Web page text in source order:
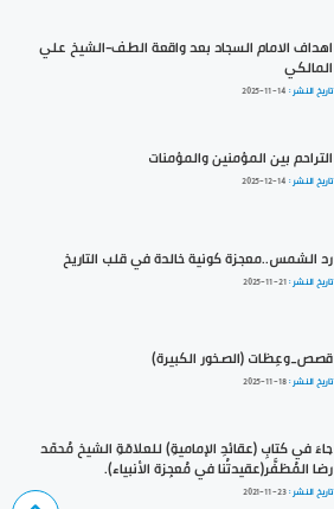
اهداف الامام السجاد بعد واقعة الطف-الشيخ علي
المالكي
تاريخ النشر : 2025-11-14
التراحم بين المؤمنين والمؤمنات
تاريخ النشر : 2025-12-14
رد الشمس..معجزة كونية خالدة في قلب التاريخ
تاريخ النشر :2025-11-21
قصص_وعِظات (الصخور الكبيرة)
تاريخ النشر :2025-11-18
جاءَ في كتابِ (عقائدِ الإماميةِ) للعلامّةِ الشيخ مُحمّد
رضا المُظفَّر(عقيدتُنا في مُعجِزة الأنبياء).
تاريخ النشر :2021-11-23